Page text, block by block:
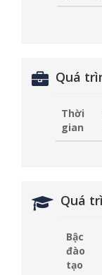
Quá
Thời
gian
Quá
Bậc
đào
tạo